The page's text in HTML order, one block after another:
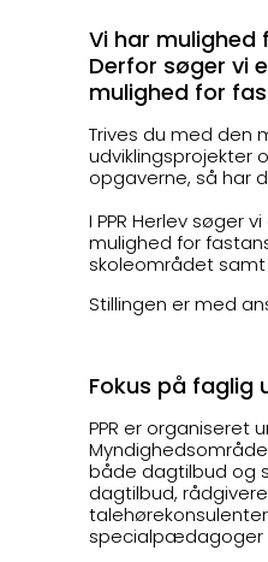
Vi har mulighed
Derfor søger vi
mulighed for
Trives du med den
udviklingsprojekter
opgaverne, så har
I PPR Herlev søger
mulighed for
skoleområdet
Stillingen er med
Fokus på
PPR er
både dagtilbud og
dagtilbud,
specialpædagoger